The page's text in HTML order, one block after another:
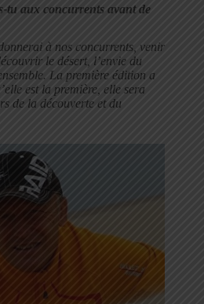
tu aux concurrents avant de
à nos concurrents, venir
le désert, l’envie du
La première édition a
est la première, elle sera
de la découverte et du